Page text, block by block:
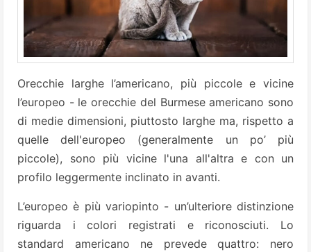
Orecchie larghe l’americano, più piccole e vicine
l’europeo - le orecchie del Burmese americano sono
di medie dimensioni, piuttosto larghe ma, rispetto a
quelle dell'europeo (generalmente un po’ più
piccole), sono più vicine l'una all'altra e con un
profilo leggermente inclinato in avanti.
L’europeo è più variopinto - un’ulteriore distinzione
riguarda i colori registrati e riconosciuti. Lo
standard americano ne prevede quattro: nero